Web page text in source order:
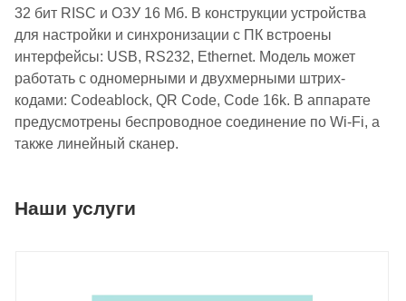
32 бит RISC и ОЗУ 16 Мб. В конструкции устройства
для настройки и синхронизации с ПК встроены
интерфейсы: USB, RS232, Ethernet. Модель может
работать с одномерными и двухмерными штрих-
кодами: Codeablock, QR Code, Code 16k. В аппарате
предусмотрены беспроводное соединение по Wi-Fi, а
также линейный сканер.
Наши услуги